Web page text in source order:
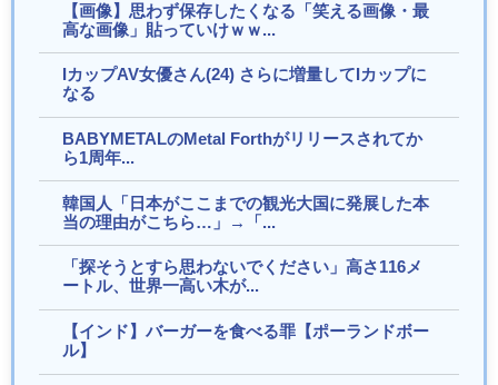
【画像】思わず保存したくなる「笑える画像・最
高な画像」貼っていけｗｗ...
IカップAV女優さん(24) さらに増量してIカップに
なる
BABYMETALのMetal Forthがリリースされてか
ら1周年...
韓国人「日本がここまでの観光大国に発展した本
当の理由がこちら…」→「...
「探そうとすら思わないでください」高さ116メ
ートル、世界一高い木が...
【インド】バーガーを食べる罪【ポーランドボー
ル】